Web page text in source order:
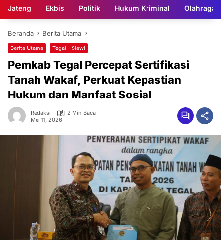
Jateng Ekbis Politik Hukum Kriminal Olahraga
Beranda Berita Utama
Berita Utama Tegal - Slawi
Pemkab Tegal Percepat Sertifikasi
Tanah Wakaf, Perkuat Kepastian
Hukum dan Manfaat Sosial
Redaksi
2 Min Baca
Mei 11, 2026